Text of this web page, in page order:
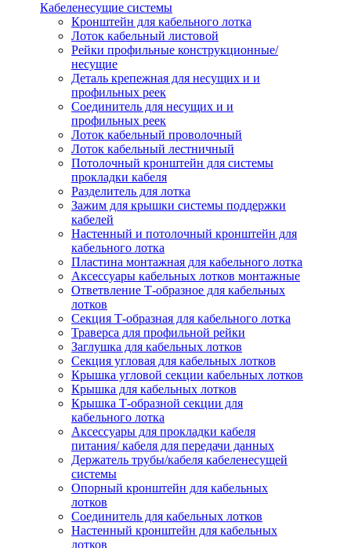
Кабеленесущие системы
Кронштейн для кабельного лотка
Лоток кабельный листовой
Рейки профильные конструкционные/
несущие
Деталь крепежная для несущих и и
профильных реек
Соединитель для несущих и и
профильных реек
Лоток кабельный проволочный
Лоток кабельный лестничный
Потолочный кронштейн для системы
прокладки кабеля
Разделитель для лотка
Зажим для крышки системы поддержки
кабелей
Настенный и потолочный кронштейн для
кабельного лотка
Пластина монтажная для кабельного лотка
Аксессуары кабельных лотков монтажные
Ответвление Т-образное для кабельных
лотков
Секция Т-образная для кабельного лотка
Траверса для профильной рейки
Заглушка для кабельных лотков
Секция угловая для кабельных лотков
Крышка угловой секции кабельных лотков
Крышка для кабельных лотков
Крышка Т-образной секции для
кабельного лотка
Аксессуары для прокладки кабеля
питания/ кабеля для передачи данных
Держатель трубы/кабеля кабеленесущей
системы
Опорный кронштейн для кабельных
лотков
Соединитель для кабельных лотков
Настенный кронштейн для кабельных
лотков